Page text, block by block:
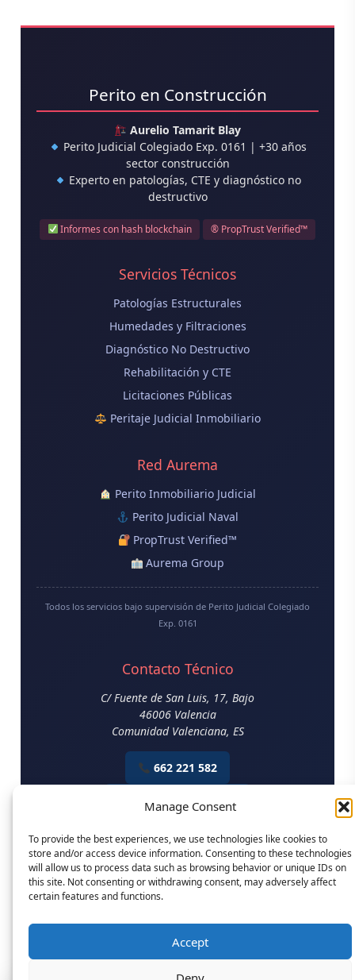
Manage Consent
To provide the best experiences, we use technologies like cookies to
store and/or access device information. Consenting to these technologies
will allow us to process data such as browsing behavior or unique IDs on
this site. Not consenting or withdrawing consent, may adversely affect
certain features and functions.
Accept
Perito en Construcción
Aurelio Tamarit Blay
Perito Judicial Colegiado Exp. 0161 | +30 años
sector construcción
Experto en patologías, CTE y diagnóstico no
destructivo
Informes con hash blockchain ® PropTrust Verified™
Servicios Técnicos
Patologías Estructurales
Humedades y Filtraciones
Diagnóstico No Destructivo
Rehabilitación y CTE
Licitaciones Públicas
Peritaje Judicial Inmobiliario
Red Aurema
Perito Inmobiliario Judicial
Perito Judicial Naval
PropTrust Verified™
Aurema Group
Todos los servicios bajo supervisión de Perito Judicial Colegiado
Exp. 0161
Contacto Técnico
C/ Fuente de San Luis, 17, Bajo
46006 Valencia
Comunidad Valenciana, ES
662 221 582
Email Construcción
Aviso Legal|Política de Privacidad |Política de Cookies
© 2026 Perito en Construcción. Todos los derechos reservados.
Aurelio Tamarit Blay - Perito Judicial Colegiado Nº 0161
Informes técnicos con verificación blockchain en